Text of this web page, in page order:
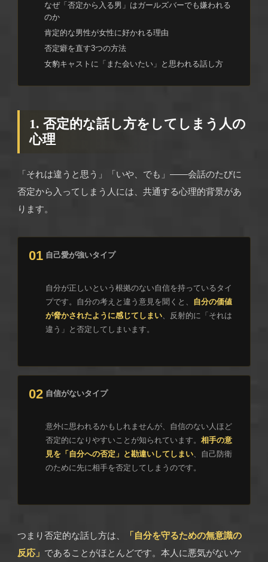
なぜ「否定から入る男」はガールズバーでも嫌われる
のか
肯定的な男性が女性に好かれる理由
否定癖を直す3つの方法
女豹キャストに「また会いたい」と思われる話し方
1. 否定的な話し方をしてしまう人の
心理
「それは違うと思う」「いや、でも」——会話のたびに
否定から入ってしまう人には、共通する心理的背景があ
ります。
01 自己愛が強いタイプ
自分が正しいという根拠のない自信を持っているタイ
プです。自分の考えと違う意見を聞くと、 自分の価値
が脅かされたように感じてしまい、反射的に「それは
違う」と否定してしまいます。
02 自信がないタイプ
意外に思われるかもしれませんが、自信のない人ほど
否定的になりやすいことが知られています。相手の意
見を「自分への否定」と勘違いしてしまい、自己防衛
のために先に相手を否定してしまうのです。
つまり否定的な話し方は、
「自分を守るための無意識の
反応」 であることがほとんどです。本人に悪気がないケ